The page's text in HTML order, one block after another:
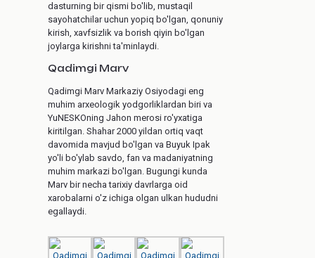
dasturning bir qismi bo'lib, mustaqil
sayohatchilar uchun yopiq bo'lgan, qonuniy
kirish, xavfsizlik va borish qiyin bo'lgan
joylarga kirishni ta'minlaydi.
Qadimgi Marv
Qadimgi Marv Markaziy Osiyodagi eng
muhim arxeologik yodgorliklardan biri va
YuNESKOning Jahon merosi ro'yxatiga
kiritilgan. Shahar 2000 yildan ortiq vaqt
davomida mavjud bo'lgan va Buyuk Ipak
yo'li bo'ylab savdo, fan va madaniyatning
muhim markazi bo'lgan. Bugungi kunda
Marv bir necha tarixiy davrlarga oid
xarobalarni o'z ichiga olgan ulkan hududni
egallaydi.